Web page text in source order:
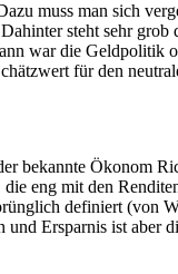
muss man sich
steht sehr
war die Geldpolitik
für den
bekannte Ökonom
eng mit den
definiert (von
Ersparnis ist aber